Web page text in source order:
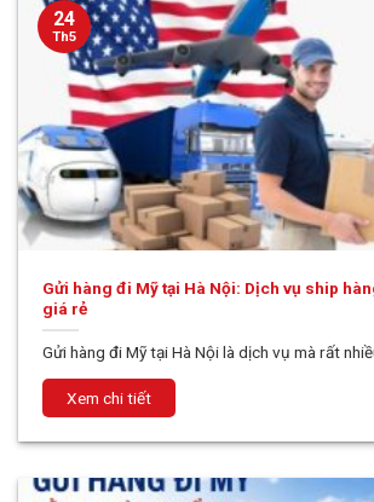
Gửi hàng đi Mỹ tại Hà Nội: Dịch vụ ship
giá rẻ
Gửi hàng đi Mỹ tại Hà Nội là dịch vụ mà rất
24
Th5